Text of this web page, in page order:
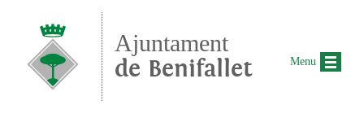
Ajuntament
de Benifallet Menu